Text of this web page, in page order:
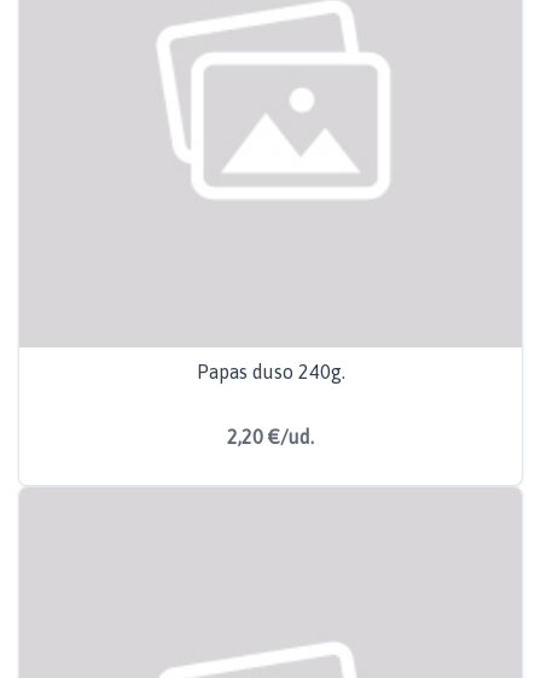
Papas duso 240g.
2,20 €/ud.